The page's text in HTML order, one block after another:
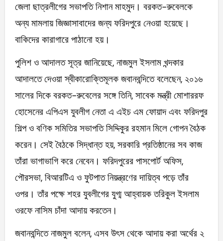
জেলা ছাত্রলীগের সভাপতি নিশান মাহমুদ। বরকত-রুবেলকে
অন্য মামলায় জিজ্ঞাসাবাদের জন্য ফরিদপুরে নেওয়া হয়েছে।
বাকিদের কারাগারে পাঠানো হয়।
পুলিশ ও আদালত সূত্র জানিয়েছে, নাজমুল ইসলাম খন্দকার
আদালতে দেওয়া স্বীকারোক্তিমূলক জবানবন্দিতে বলেছেন, ২০১৬
সালের দিকে বরকত-রুবেলের সঙ্গে তিনি, সাবেক মন্ত্রী মোশাররফ
হোসেনের এপিএস যুবলীগ নেতা এ এইচ এম ফোয়াদ এবং ফরিদপুর
শিল্প ও বণিক সমিতির সভাপতি সিদ্দিকুর রহমান মিলে গোপন বৈঠক
করেন। সেই বৈঠকে সিদ্ধান্ত হয়, সরকারি প্রতিষ্ঠানের সব কাজ
তাঁরা ভাগাভাগি করে নেবেন। ফরিদপুরের পাসপোর্ট অফিস,
পৌরসভা, বিআরটিএ ও ফুটপাত নিয়ন্ত্রণের দায়িত্ব পড়ে তাঁর
ওপর। তাঁর পক্ষে শহর যুবলীগের যুগ্ম আহ্বায়ক তরিকুল ইসলাম
ওরফে নাসিম চাঁদা আদায় করতেন।
জবানবন্দিতে নাজমুল বলেন, এসব উৎস থেকে আদায় করা অর্থের ২